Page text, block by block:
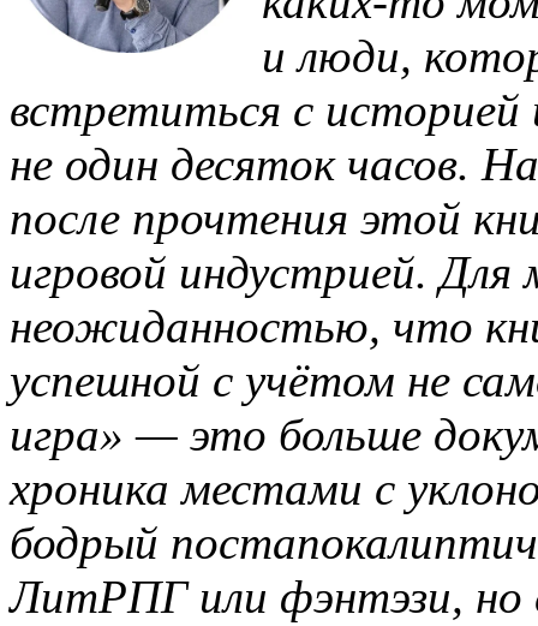
и люди,
встретиться с историей
не один десяток часов.
после прочтения этой
игровой индустрией.
неожиданностью, что
успешной с учётом не
игра» — это больше
хроника местами с
бодрый
ЛитРПГ или фэнтэзи, но